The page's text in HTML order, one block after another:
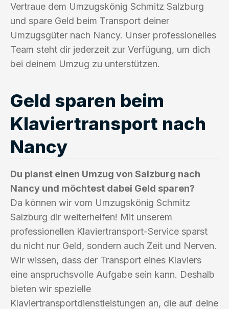
Vertraue dem Umzugskönig Schmitz Salzburg
und spare Geld beim Transport deiner
Umzugsgüter nach Nancy. Unser professionelles
Team steht dir jederzeit zur Verfügung, um dich
bei deinem Umzug zu unterstützen.
Geld sparen beim
Klaviertransport nach
Nancy
Du planst einen Umzug von Salzburg nach
Nancy und möchtest dabei Geld sparen?
Da können wir vom Umzugskönig Schmitz
Salzburg dir weiterhelfen! Mit unserem
professionellen Klaviertransport-Service sparst
du nicht nur Geld, sondern auch Zeit und Nerven.
Wir wissen, dass der Transport eines Klaviers
eine anspruchsvolle Aufgabe sein kann. Deshalb
bieten wir spezielle
Klaviertransportdienstleistungen an, die auf deine